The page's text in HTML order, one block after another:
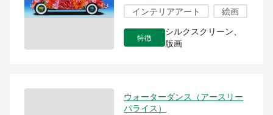
インテリアアート 絵画
特徴
シルクスクリーン、
版画
ウォーターダンス（アースリー
パライス）